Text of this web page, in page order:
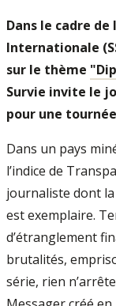
Dans le cadre
Internationale
sur le thème
Survie invite le
pour une
Dans un pays
l’indice de
journaliste dont la
est exemplaire.
d’étranglement
brutalités,
série, rien